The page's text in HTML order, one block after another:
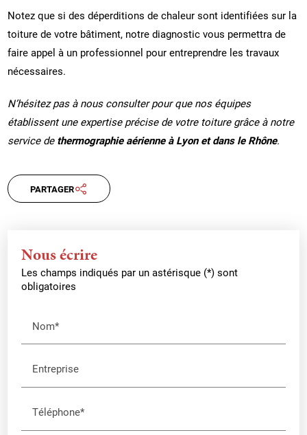
Notez que si des déperditions de chaleur sont identifiées sur la
toiture de votre bâtiment, notre diagnostic vous permettra de
faire appel à un professionnel pour entreprendre les travaux
nécessaires.
N’hésitez pas à nous consulter pour que nos équipes
établissent une expertise précise de votre toiture grâce à notre
service de thermographie aérienne à Lyon et dans le Rhône.
PARTAGER
Nous écrire
Les champs indiqués par un astérisque (*) sont
obligatoires
Nom*
Entreprise
Téléphone*